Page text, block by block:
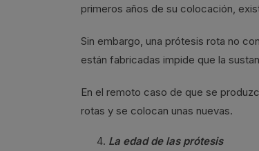
primeros años de su colocación,
Sin embargo, una prótesis rota no
están fabricadas impide que la
En el remoto caso de que se
rotas y se colocan unas nuevas.
La edad de las prótesis